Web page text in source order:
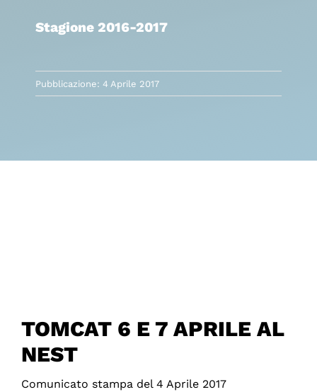
Stagione 2016-2017
Pubblicazione: 4 Aprile 2017
TOMCAT 6 E 7 APRILE AL
NEST
Comunicato stampa del 4 Aprile 2017